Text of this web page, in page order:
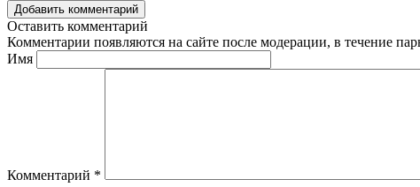
Добавить комментарий
Оставить комментарий
Комментарии появляются на сайте после модерации, в течение
Имя
Комментарий *